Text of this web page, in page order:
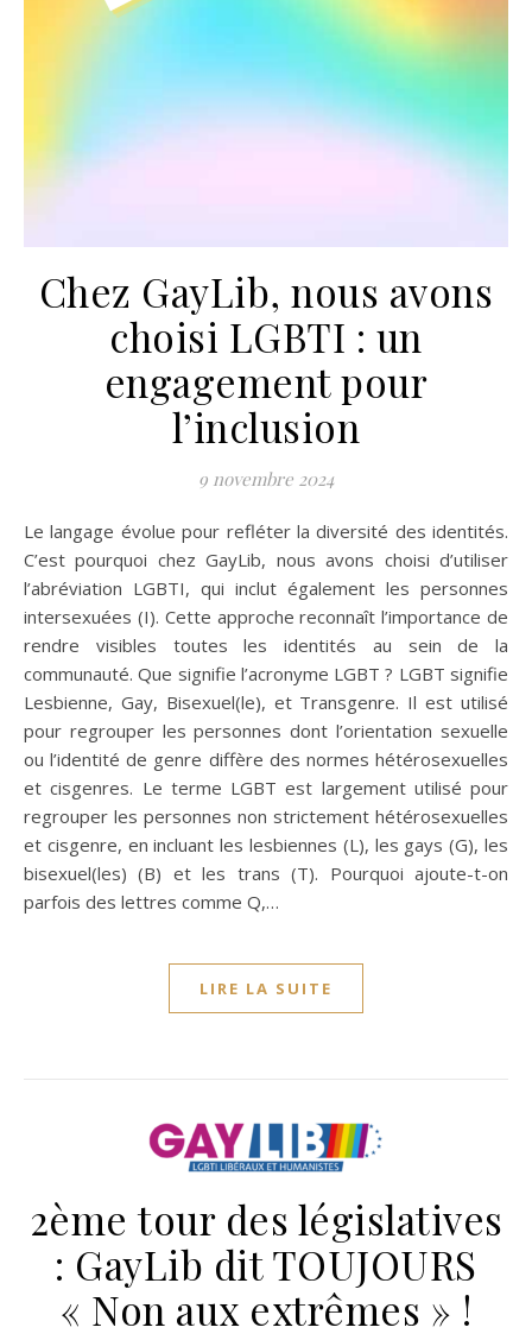
Chez GayLib, nous avons
choisi LGBTI : un
engagement pour
l’inclusion
9 novembre 2024
Le langage évolue pour refléter la diversité des identités.
C’est pourquoi chez GayLib, nous avons choisi d’utiliser
l’abréviation LGBTI, qui inclut également les personnes
intersexuées (I). Cette approche reconnaît l’importance de
rendre visibles toutes les identités au sein de la
communauté. Que signifie l’acronyme LGBT ? LGBT signifie
Lesbienne, Gay, Bisexuel(le), et Transgenre. Il est utilisé
pour regrouper les personnes dont l’orientation sexuelle
ou l’identité de genre diffère des normes hétérosexuelles
et cisgenres. Le terme LGBT est largement utilisé pour
regrouper les personnes non strictement hétérosexuelles
et cisgenre, en incluant les lesbiennes (L), les gays (G), les
bisexuel(les) (B) et les trans (T). Pourquoi ajoute-t-on
parfois des lettres comme Q,…
LIRE LA SUITE
2ème tour des législatives
: GayLib dit TOUJOURS
« Non aux extrêmes » !